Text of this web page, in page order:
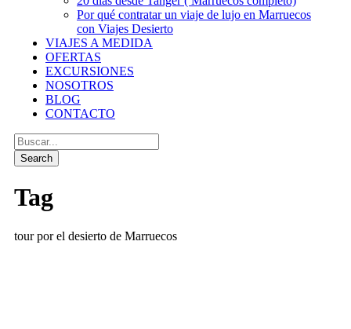
Por qué contratar un viaje de lujo en Marruecos
con Viajes Desierto
VIAJES A MEDIDA
OFERTAS
EXCURSIONES
NOSOTROS
BLOG
CONTACTO
Tag
tour por el desierto de Marruecos